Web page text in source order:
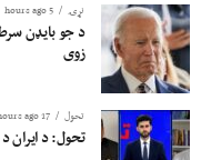
نړۍ 5 hours ago
د جو بایډن
زوی
تحول 17 hours ago
تحول: د ایران